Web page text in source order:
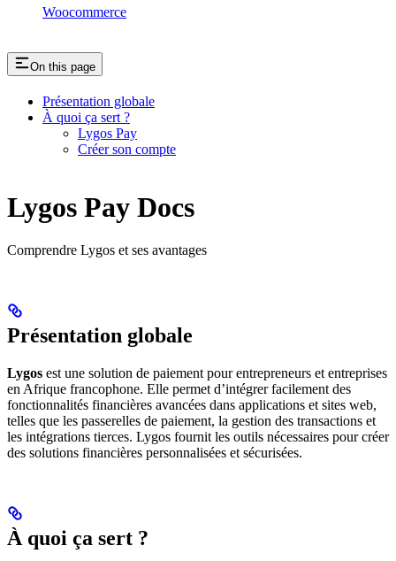
Woocommerce
On this page
Présentation globale
À quoi ça sert ?
Lygos Pay
Créer son compte
Lygos Pay Docs
Comprendre Lygos et ses avantages
Présentation globale
Lygos est une solution de paiement pour entrepreneurs et entreprises
en Afrique francophone. Elle permet d’intégrer facilement des
fonctionnalités financières avancées dans applications et sites web,
telles que les passerelles de paiement, la gestion des transactions et
les intégrations tierces. Lygos fournit les outils nécessaires pour créer
des solutions financières personnalisées et sécurisées.
À quoi ça sert ?